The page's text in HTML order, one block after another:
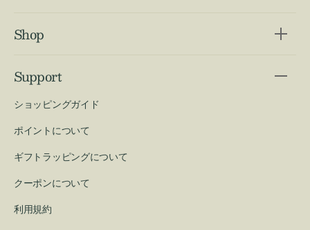
Shop
Support
ショッピングガイド
ポイントについて
ギフトラッピングについて
クーポンについて
利用規約